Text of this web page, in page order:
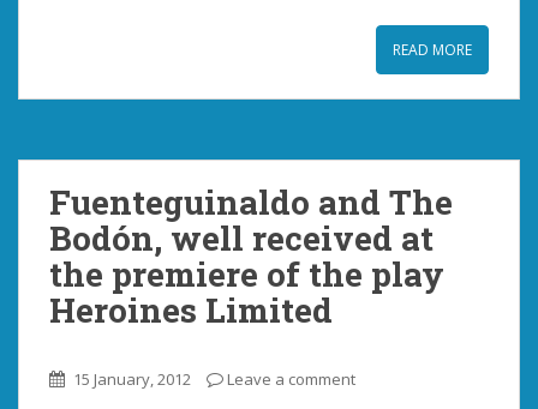
READ MORE
Fuenteguinaldo and The
Bodón, well received at
the premiere of the play
Heroines Limited
15 January, 2012 Leave a comment